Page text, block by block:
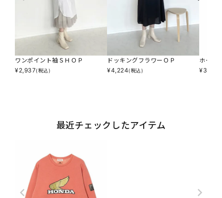
ワンポイント袖ＳＨＯＰ
¥2,937(税込)
ドッキングフラワーＯＰ
¥4,224(税込)
ホール
¥3,795
最近チェックしたアイテム